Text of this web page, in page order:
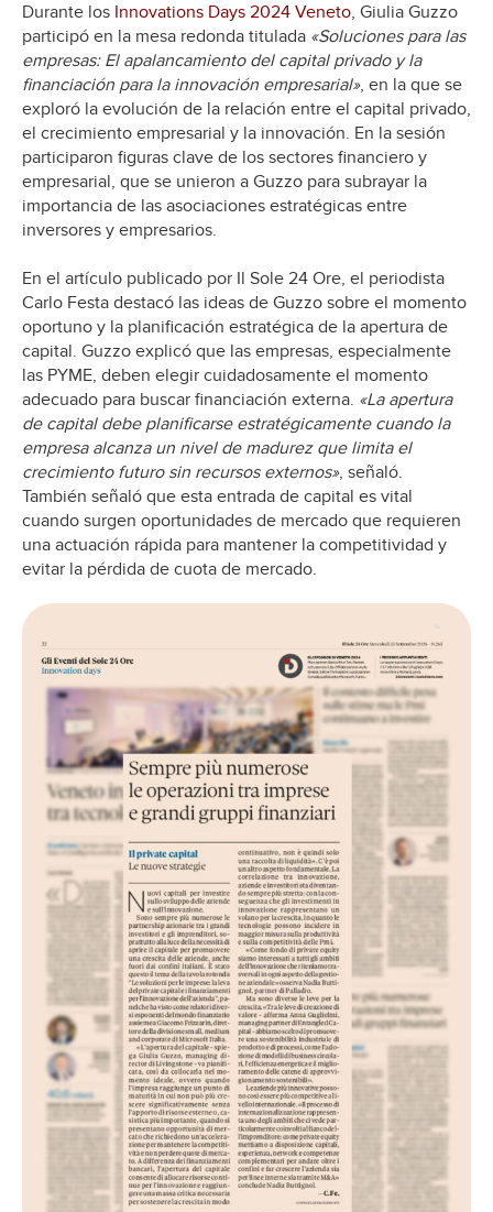
Durante los Innovations Days 2024 Veneto, Giulia Guzzo
participó en la mesa redonda titulada «Soluciones para las
empresas: El apalancamiento del capital privado y la
financiación para la innovación empresarial», en la que se
exploró la evolución de la relación entre el capital privado,
el crecimiento empresarial y la innovación. En la sesión
participaron figuras clave de los sectores financiero y
empresarial, que se unieron a Guzzo para subrayar la
importancia de las asociaciones estratégicas entre
inversores y empresarios.
En el artículo publicado por Il Sole 24 Ore, el periodista
Carlo Festa destacó las ideas de Guzzo sobre el momento
oportuno y la planificación estratégica de la apertura de
capital. Guzzo explicó que las empresas, especialmente
las PYME, deben elegir cuidadosamente el momento
adecuado para buscar financiación externa. «La apertura
de capital debe planificarse estratégicamente cuando la
empresa alcanza un nivel de madurez que limita el
crecimiento futuro sin recursos externos», señaló.
También señaló que esta entrada de capital es vital
cuando surgen oportunidades de mercado que requieren
una actuación rápida para mantener la competitividad y
evitar la pérdida de cuota de mercado.